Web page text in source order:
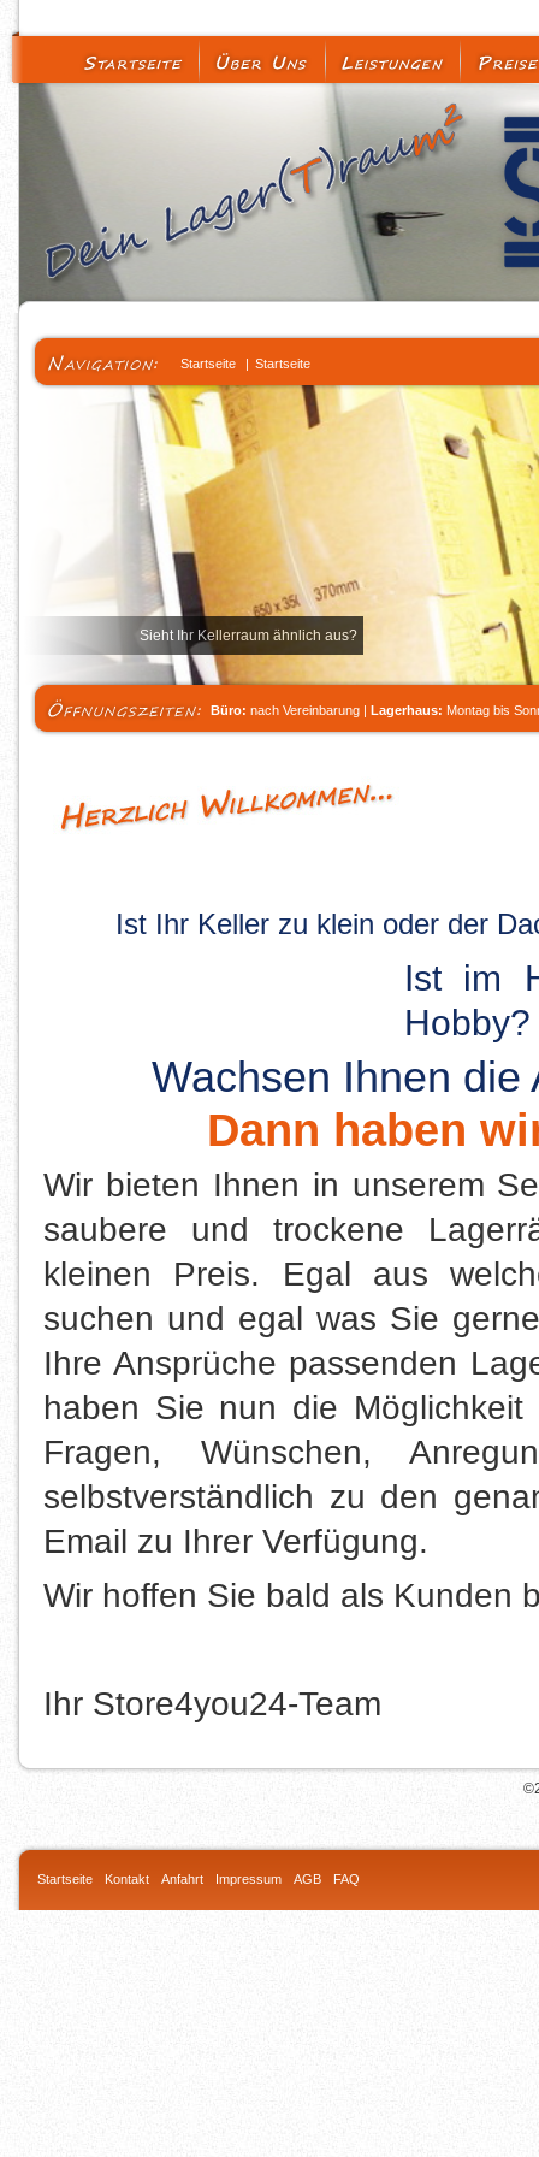
Startseite | Startseite
Sieht Ihr Kellerraum ähnlich aus?
Büro: nach Vereinbarung | Lagerhaus: Montag bis
Ist Ihr Keller zu klein oder der
Ist im
Hobby?
Wachsen Ihnen die
Dann haben
Wir bieten Ihnen in unserem
saubere und trockene
kleinen Preis. Egal aus
suchen und egal was Sie
Ihre Ansprüche passenden
haben Sie nun die
Fragen, Wünschen,
selbstverständlich zu den
Email zu Ihrer Verfügung.
Wir hoffen Sie bald als Kunden
Ihr Store4you24-Team
Startseite Kontakt Anfahrt Impressum AGB FAQ